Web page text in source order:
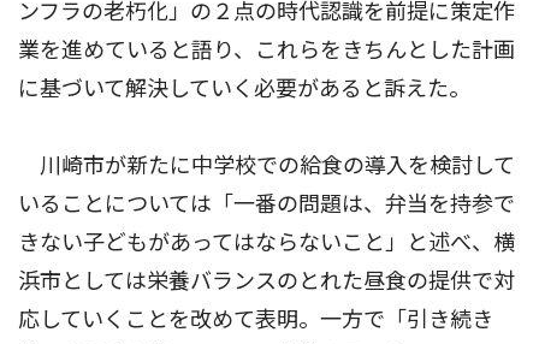
ンフラの老朽化」の２点の時代認識を前提に策定作
業を進めていると語り、これらをきちんとした計画
に基づいて解決していく必要があると訴えた。
川崎市が新たに中学校での給食の導入を検討して
いることについては「一番の問題は、弁当を持参で
きない子どもがあってはならないこと」と述べ、横
浜市としては栄養バランスのとれた昼食の提供で対
応していくことを改めて表明。一方で「引き続き